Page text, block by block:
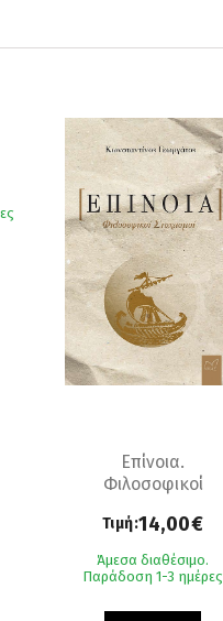
Επίνοια.
Φιλοσοφικοί
Τιμή:14,00€
Άμεσα διαθέσιμο.
Παράδοση 1-3 ημέρες